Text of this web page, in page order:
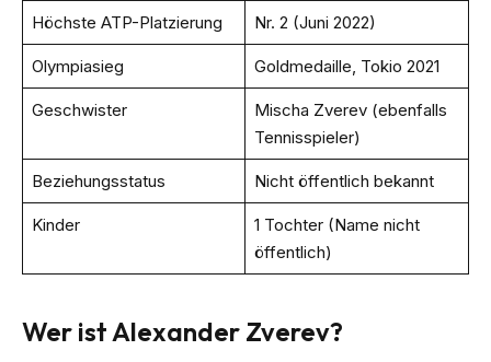
Höchste ATP-Platzierung Nr. 2 (Juni 2022)
Olympiasieg Goldmedaille, Tokio 2021
Geschwister
Mischa Zverev (ebenfalls
Tennisspieler)
Beziehungsstatus Nicht öffentlich bekannt
Kinder
1 Tochter (Name nicht
öffentlich)
Wer ist Alexander Zverev?